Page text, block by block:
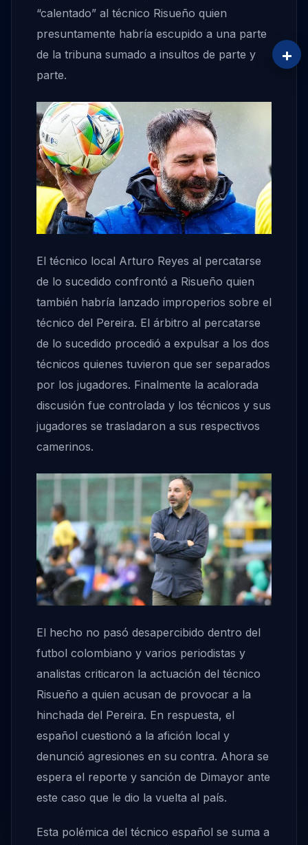
“calentado” al técnico Risueño quien
presuntamente habría escupido a una parte
de la tribuna sumado a insultos de parte y
parte.
El técnico local Arturo Reyes al percatarse
de lo sucedido confrontó a Risueño quien
también habría lanzado improperios sobre el
técnico del Pereira. El árbitro al percatarse
de lo sucedido procedió a expulsar a los dos
técnicos quienes tuvieron que ser separados
por los jugadores. Finalmente la acalorada
discusión fue controlada y los técnicos y sus
jugadores se trasladaron a sus respectivos
camerinos.
El hecho no pasó desapercibido dentro del
futbol colombiano y varios periodistas y
analistas criticaron la actuación del técnico
Risueño a quien acusan de provocar a la
hinchada del Pereira. En respuesta, el
español cuestionó a la afición local y
denunció agresiones en su contra. Ahora se
espera el reporte y sanción de Dimayor ante
este caso que le dio la vuelta al país.
Esta polémica del técnico español se suma a
+